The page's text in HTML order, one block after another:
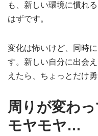
も、新しい環境に慣れ
はずです。
変化は怖いけど、同時
す。新しい自分に出会
えたら、ちょっとだけ
周りが変わっ
モヤモヤ…